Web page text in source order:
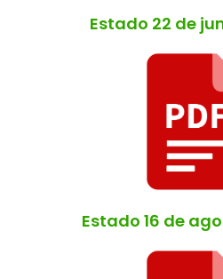
Estado 22 de
Estado 16 de